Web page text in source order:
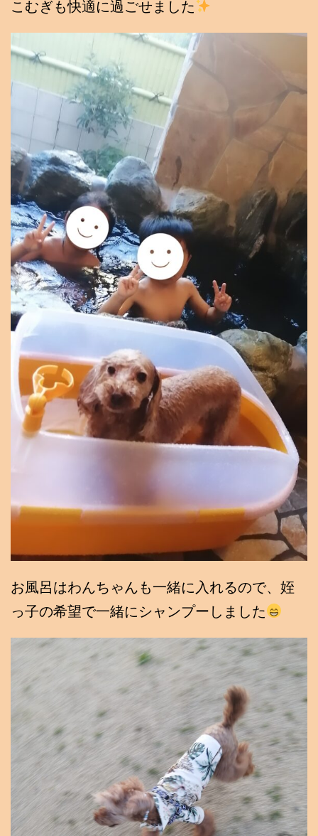
こむぎも快適に過ごせました
お風呂はわんちゃんも一緒に入れるので、姪
っ子の希望で一緒にシャンプーしました